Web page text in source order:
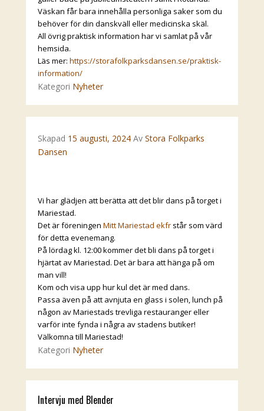
Väskan får bara innehålla personliga saker som du
behöver för din danskväll eller medicinska skäl.
All övrig praktisk information har vi samlat på vår
hemsida.
Läs mer: https://storafolkparksdansen.se/praktisk-
information/
Kategori Nyheter
Skapad 15 augusti, 2024 Av Stora Folkparks
Dansen
Vi har glädjen att berätta att det blir dans på torget i
Mariestad.
Det är föreningen Mitt Mariestad ekfr står som värd
för detta evenemang.
På lördag kl. 12:00 kommer det bli dans på torget i
hjärtat av Mariestad. Det är bara att hänga på om
man vill!
Kom och visa upp hur kul det är med dans.
Passa även på att avnjuta en glass i solen, lunch på
någon av Mariestads trevliga restauranger eller
varför inte fynda i några av stadens butiker!
Välkomna till Mariestad!
Kategori Nyheter
Intervju med Blender